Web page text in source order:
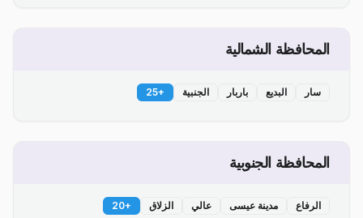
المحافظة الشمالية
سار البديع باربار الجنبية +
25
المحافظة الجنوبية
الرفاع مدينة عيسى عالي الزلاق +
20